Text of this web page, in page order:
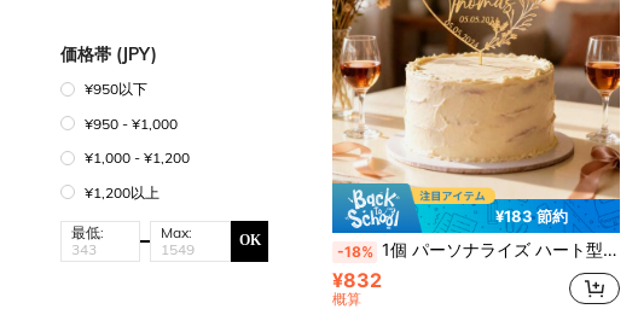
価格帯 (JPY)
¥950以下
¥950 - ¥1,000
¥1,000 - ¥1,200
¥1,200以上
最低: Max: OK
¥183 節約
-18% 1個 パーソナライズ ハート型アクリル製新郎新婦ウェディングケーキトッパー、カスタマイズ名&日付ウェディングハートケーキデコレーション、新婚カップルケーキトッパー、ハートケーキデコレーション、パーティーデコレーション、ウェディングケーキデコレーション
¥832
概算